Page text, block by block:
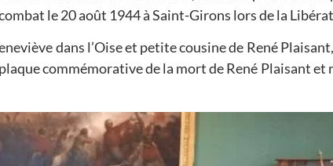
le 20 août 1944 à Saint-Girons lors de la
dans l’Oise et petite cousine de René
commémorative de la mort de René Plaisant et